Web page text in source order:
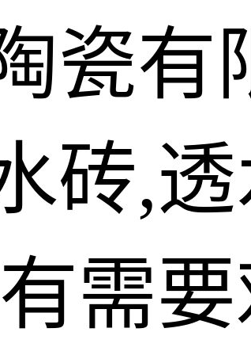
瓷有
砖,
需